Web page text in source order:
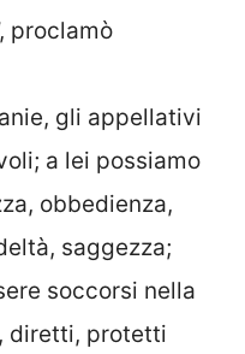
proclamò
gli appellativi
a lei possiamo
obbedienza,
saggezza;
soccorsi nella
diretti, protetti